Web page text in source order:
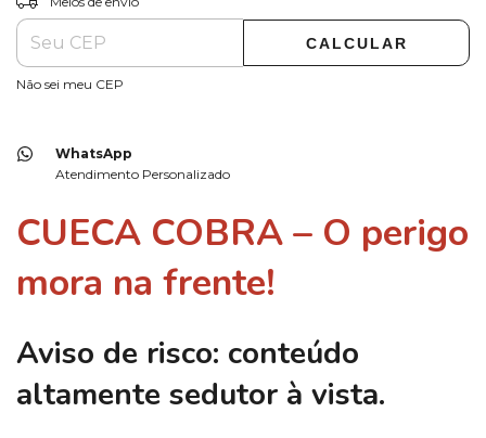
CALCULAR
Não sei meu CEP
WhatsApp
Atendimento Personalizado
CUECA COBRA – O perigo
mora na frente!
Aviso de risco: conteúdo
altamente sedutor à vista.